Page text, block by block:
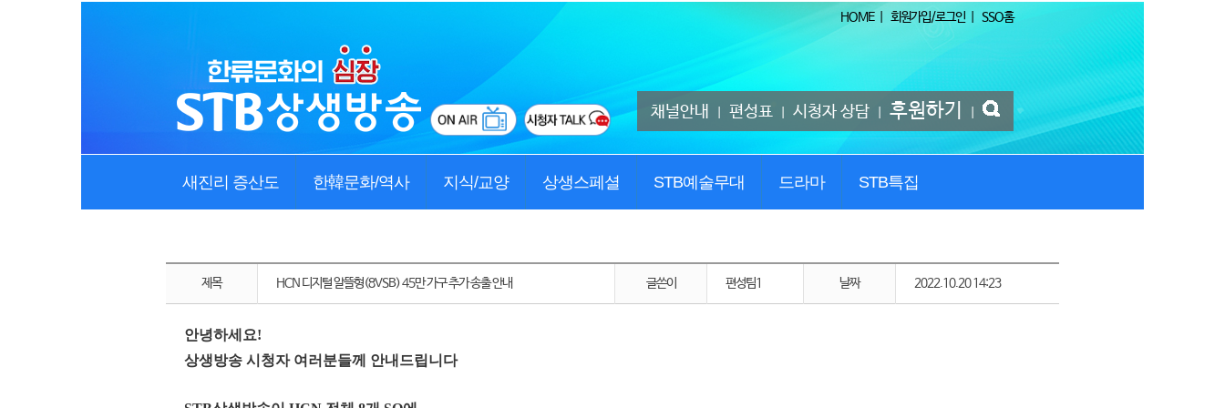
HOME| 회원가입/로그인 SSO홈
채널안내 편성표 시청자 상담 후원하기
새진리 증산도 한韓문화/역사 지식/교양 상생스페셜 STB예술무대 드라마 STB특집
제목 HCN 디지털 알뜰형(8VSB) 45만 가구 추가 송출 안내 글쓴이 편성팀1 날짜 2022.10.20 14:23
안녕하세요!
상생방송 시청자 여러분들께 안내드립니다